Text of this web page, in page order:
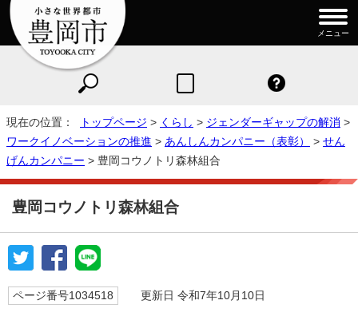
メニュー
現在の位置： トップページ > くらし > ジェンダーギャップの解消 >
ワークイノベーションの推進 > あんしんカンパニー（表彰） > せん
げんカンパニー > 豊岡コウノトリ森林組合
豊岡コウノトリ森林組合
ページ番号1034518 更新日 令和7年10月10日